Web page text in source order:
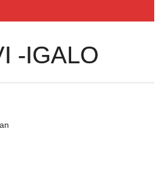
-IGALO